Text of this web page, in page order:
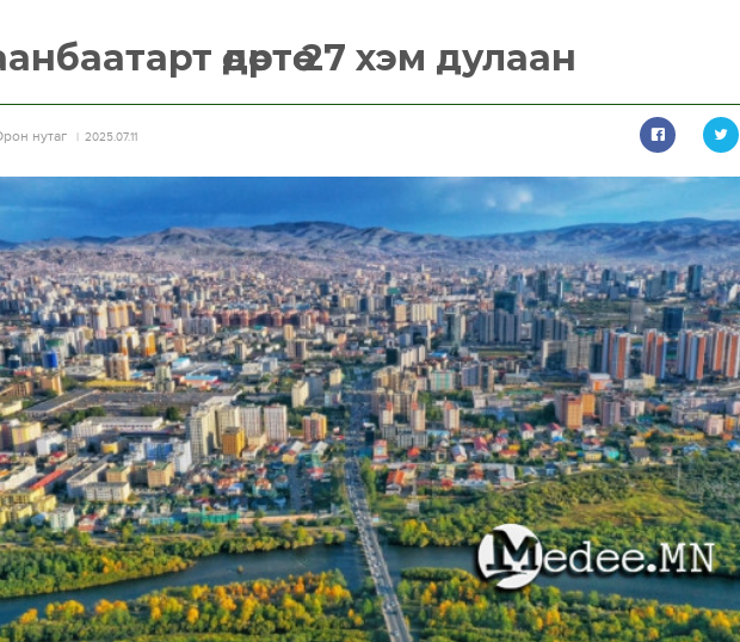
өдөртөө 27 хэм дулаан
нутаг 2025.07.11